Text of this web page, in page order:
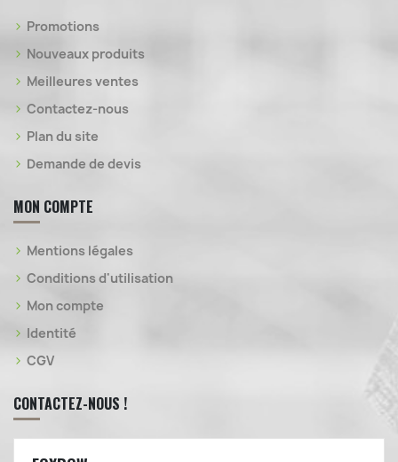
Promotions
Nouveaux produits
Meilleures ventes
Contactez-nous
Plan du site
Demande de devis
MON COMPTE
Mentions légales
Conditions d'utilisation
Mon compte
Identité
CGV
CONTACTEZ-NOUS !